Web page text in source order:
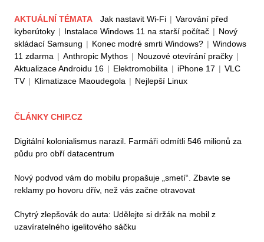
AKTUÁLNÍ TÉMATA Jak nastavit Wi-Fi | Varování před
kyberútoky | Instalace Windows 11 na starší počítač | Nový
skládací Samsung | Konec modré smrti Windows? | Windows
11 zdarma | Anthropic Mythos | Nouzové otevírání pračky |
Aktualizace Androidu 16 | Elektromobilita | iPhone 17 | VLC
TV | Klimatizace Maoudegola | Nejlepší Linux
ČLÁNKY CHIP.CZ
Digitální kolonialismus narazil. Farmáři odmítli 546 milionů za
půdu pro obří datacentrum
Nový podvod vám do mobilu propašuje „smetí“. Zbavte se
reklamy po hovoru dřív, než vás začne otravovat
Chytrý zlepšovák do auta: Udělejte si držák na mobil z
uzavíratelného igelitového sáčku